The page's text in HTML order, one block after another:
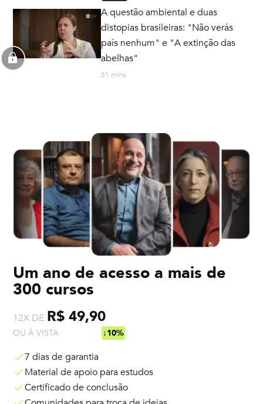
A questão ambiental e duas
distopias brasileiras: "Não verás
país nenhum" e "A extinção das
abelhas"
31 mins
Um ano de acesso a mais de
300 cursos
12X DE R$ 49,90
OU À VISTA ↓10%
7 dias de garantia
Material de apoio para estudos
Certificado de conclusão